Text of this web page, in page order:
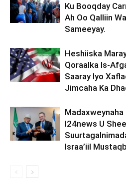
Ku Booqday
Ah Oo Qalliin
Sameeyay.
Heshiiska
Qoraalka Is-
Saaray Iyo
Jimcaha Ka
I24news U
Israa’iil